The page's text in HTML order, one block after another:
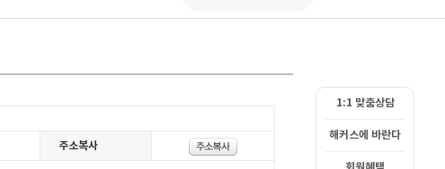
1:1 맞춤상담
해커스에 바란다